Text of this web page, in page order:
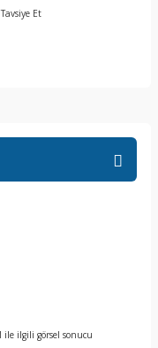
Tavsiye Et